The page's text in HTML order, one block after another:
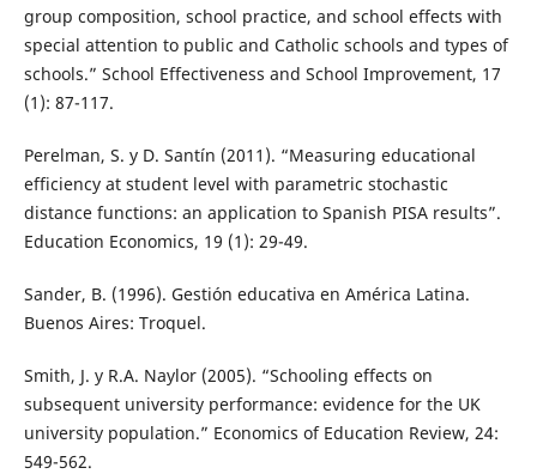
group composition, school practice, and school effects with
special attention to public and Catholic schools and types of
schools.” School Effectiveness and School Improvement, 17
(1): 87-117.
Perelman, S. y D. Santín (2011). “Measuring educational
efficiency at student level with parametric stochastic
distance functions: an application to Spanish PISA results”.
Education Economics, 19 (1): 29-49.
Sander, B. (1996). Gestión educativa en América Latina.
Buenos Aires: Troquel.
Smith, J. y R.A. Naylor (2005). “Schooling effects on
subsequent university performance: evidence for the UK
university population.” Economics of Education Review, 24:
549-562.